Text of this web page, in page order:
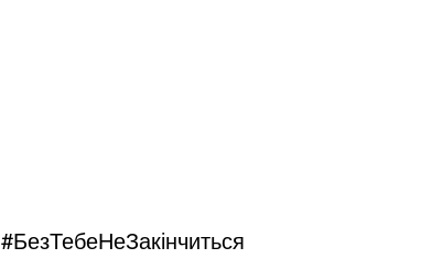
#БезТебеНеЗакінчиться